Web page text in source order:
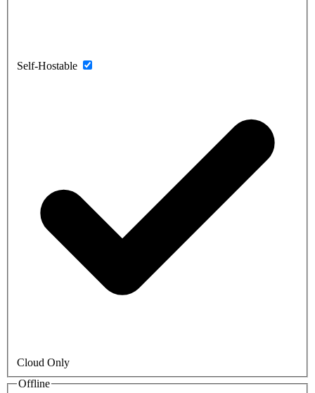
Self-Hostable
Cloud Only
Offline